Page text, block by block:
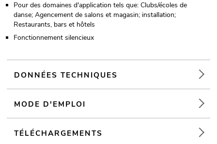
Pour des domaines d'application tels que: Clubs/écoles de
danse; Agencement de salons et magasin; installation;
Restaurants, bars et hôtels
Fonctionnement silencieux
DONNÉES TECHNIQUES
MODE D'EMPLOI
TÉLÉCHARGEMENTS